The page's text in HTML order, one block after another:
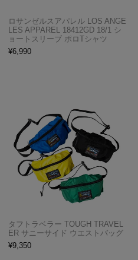
ロサンゼルスアパレル LOS ANGE
LES APPAREL 18412GD 18/1 シ
ョートスリーブ ポロTシャツ
¥6,990
タフトラベラー TOUGH TRAVEL
ER サニーサイド ウエストバッグ
¥9,350